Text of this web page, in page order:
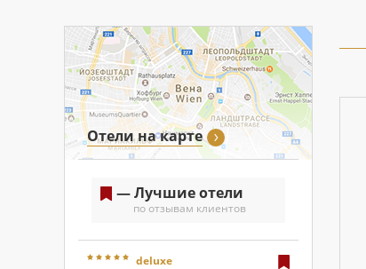
Отели на карте
— Лучшие отели
по отзывам клиентов
deluxe